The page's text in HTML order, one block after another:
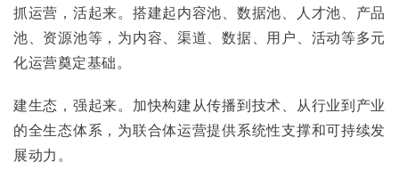
抓运营，活起来。搭建起内容池、数据池、人才池、产品
池、资源池等，为内容、渠道、数据、用户、活动等多元
化运营奠定基础。
建生态，强起来。加快构建从传播到技术、从行业到产业
的全生态体系，为联合体运营提供系统性支撑和可持续发
展动力。